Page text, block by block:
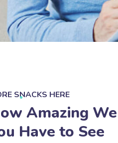
SNACKS HERE
Amazing
Have to See